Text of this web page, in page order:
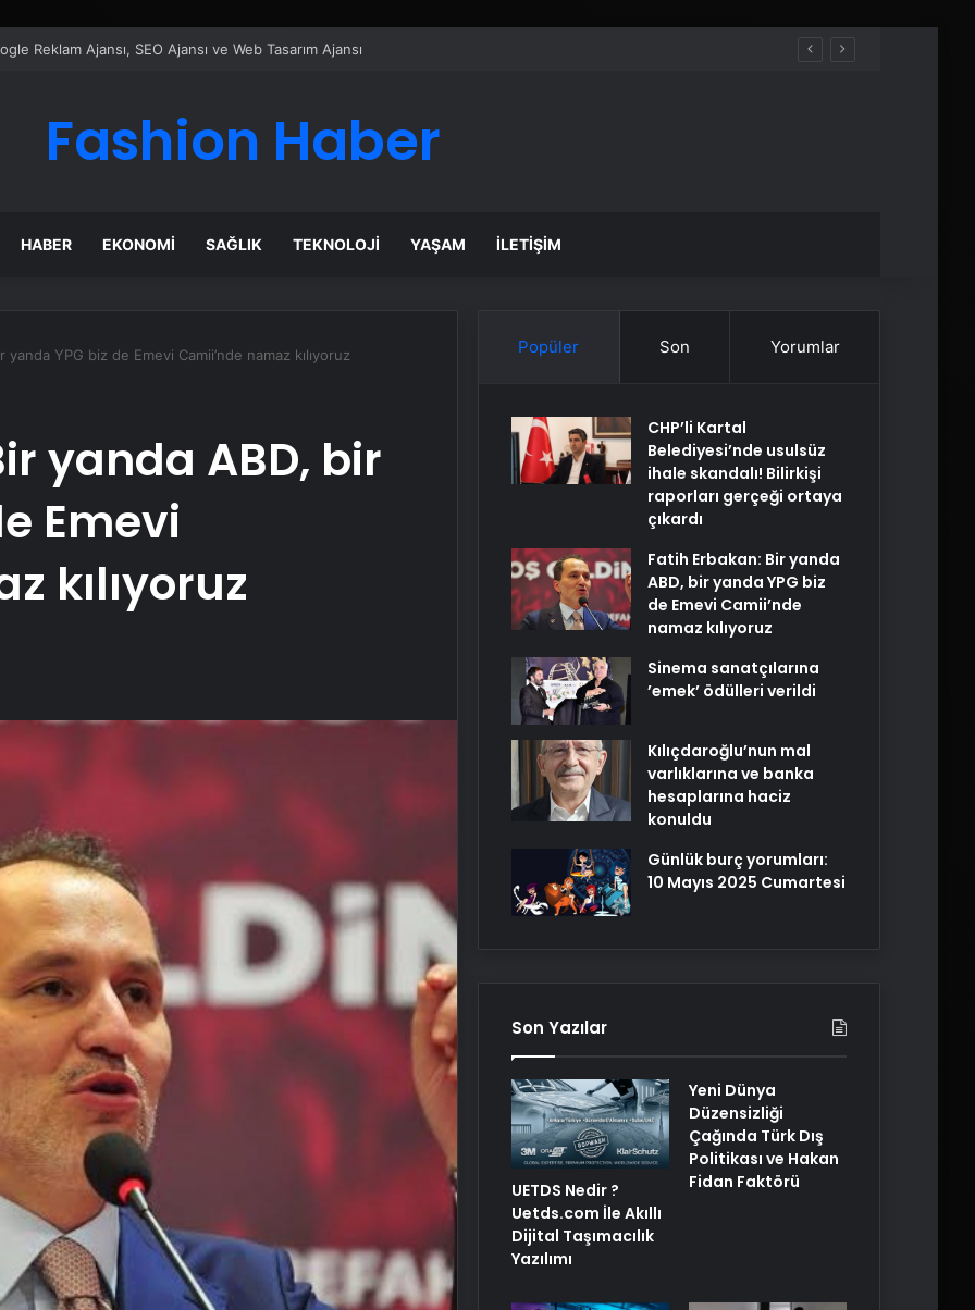
Dijital Taşımacılık Yazılımı
Fashion Haber
HABER EKONOMI SAĞLIK TEKNOLOJI YAŞAM İLETIŞIM
YPG biz de Emevi Camii’nde namaz kılıyoruz
yanda ABD, bir
Emevi
kılıyoruz
Popüler Son Yorumlar
CHP’li Kartal
Belediyesi’nde usulsüz
ihale skandalı! Bilirkişi
raporları gerçeği ortaya
çıkardı
Fatih Erbakan: Bir yanda
ABD, bir yanda YPG biz
de Emevi Camii’nde
namaz kılıyoruz
Sinema sanatçılarına
’emek’ ödülleri verildi
Kılıçdaroğlu’nun mal
varlıklarına ve banka
hesaplarına haciz
konuldu
Günlük burç yorumları:
10 Mayıs 2025 Cumartesi
Son Yazılar
UETDS Nedir ?
Uetds.com İle Akıllı
Dijital Taşımacılık
Yazılımı
Yeni Dünya
Düzensizliği
Çağında Türk Dış
Politikası ve Hakan
Fidan Faktörü